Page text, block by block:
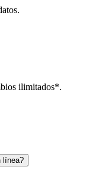
ilimitados*.
línea?